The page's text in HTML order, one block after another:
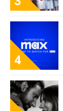
4